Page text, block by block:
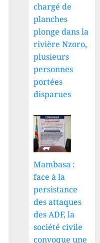
chargé de
planches
plonge dans la
rivière Nzoro,
plusieurs
personnes
portées
disparues
Mambasa :
face à la
persistance
des attaques
des ADF, la
société civile
convoque une